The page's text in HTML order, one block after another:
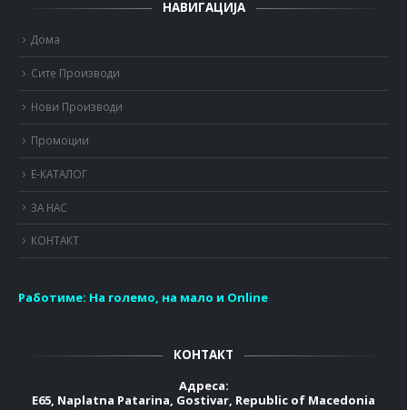
НАВИГАЦИЈА
Дома
Сите Производи
Нови Производи
Промоции
Е-КАТАЛОГ
ЗА НАС
КОНТАКТ
Работиме: На големо, на мало и Online
КОНТАКТ
Адреса:
E65, Naplatna Patarina, Gostivar, Republic of Macedonia